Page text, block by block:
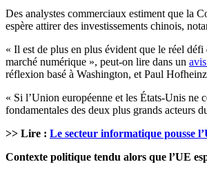
Des analystes commerciaux estiment que la
espère attirer des investissements chinois,
« Il est de plus en plus évident que le réel
marché numérique », peut-on lire dans un
réflexion basé à Washington, et Paul
« Si l’Union européenne et les États-Unis ne
fondamentales des deux plus grands acteurs
>> Lire : Le secteur informatique pousse
Contexte politique tendu alors que l’UE